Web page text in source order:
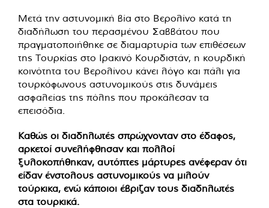
Μετά την αστυνομική βία στο Βερολίνο κατά τη
διαδήλωση του περασμένου Σαββάτου που
πραγματοποιήθηκε σε διαμαρτυρία των επιθέσεων
της Τουρκίας στο Ιρακινό Κουρδιστάν, η κουρδική
κοινότητα του Βερολίνου κάνει λόγο και πάλι για
τουρκόφωνους αστυνομικούς στις δυνάμεις
ασφαλείας της πόλης που προκάλεσαν τα
επεισόδια.
Καθώς οι διαδηλωτές σπρώχνονταν στο έδαφος,
αρκετοί συνελήφθησαν και πολλοί
ξυλοκοπήθηκαν, αυτόπτες μάρτυρες ανέφεραν ότι
είδαν ένστολους αστυνομικούς να μιλούν
τούρκικα, ενώ κάποιοι έβριζαν τους διαδηλωτές
στα τουρκικά.